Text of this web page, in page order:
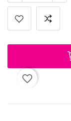
favorite_border